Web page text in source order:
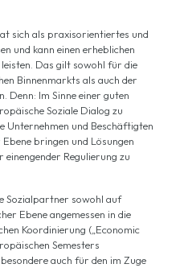
sich als praxisorientiertes und
und kann einen erheblichen
Das gilt sowohl für die
Binnenmarkts als auch der
Im Sinne einer guten
Soziale Dialog zu
Unternehmen und Beschäftigten
bringen und Lösungen
Regulierung zu
Sozialpartner sowohl auf
Ebene angemessen in die
Koordinierung („Economic
Semesters
auch für den im Zuge